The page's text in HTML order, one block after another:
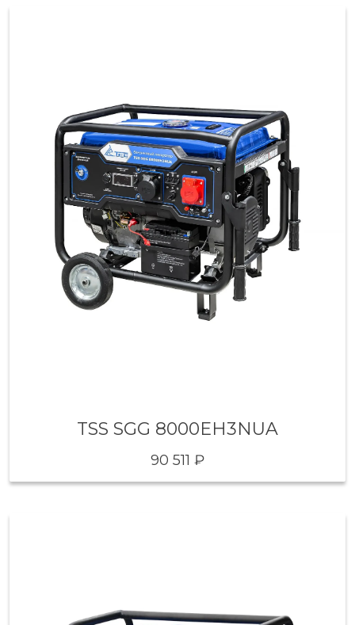
TSS SGG 8000EH3NUA
90 511 ₽